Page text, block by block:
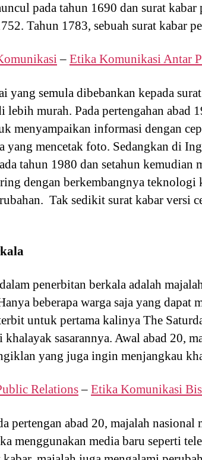
pada tahun 1690 dan surat
Tahun 1783, sebuah surat kabar
– Etika Komunikasi Antar
yang semula dibebankan kepada
lebih murah. Pada pertengahan abad
menyampaikan informasi dengan
yang mencetak foto. Sedangkan di
tahun 1980 dan setahun kemudian
dengan berkembangnya teknologi
Tak sedikit surat kabar versi
penerbitan berkala adalah
beberapa warga saja yang dapat
untuk pertama kalinya The
khalayak sasarannya. Awal abad 20,
yang juga ingin menjangkau
Relations– Etika Komunikasi
pertengan abad 20, majalah
menggunakan media baru seperti